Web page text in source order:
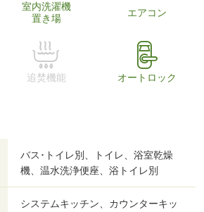
室内洗濯機
置き場
エアコン
追焚機能 オートロック
バス･トイレ別、トイレ、浴室乾燥
機、温水洗浄便座、浴トイレ別
システムキッチン、カウンターキッ